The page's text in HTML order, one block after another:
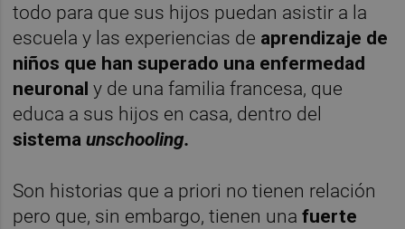
todo para que sus hijos puedan asistir a la
escuela y las experiencias de aprendizaje de
niños que han superado una enfermedad
neuronal y de una familia francesa, que
educa a sus hijos en casa, dentro del
sistemaunschooling.
Son historias que a priori no tienen relación
pero que, sin embargo, tienen unafuerte